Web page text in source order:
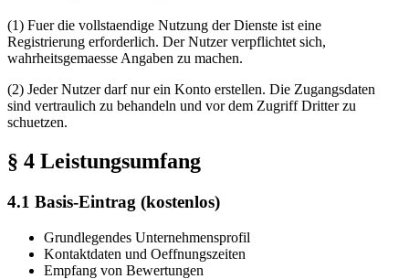
(1) Fuer die vollstaendige Nutzung der Dienste ist eine
Registrierung erforderlich. Der Nutzer verpflichtet sich,
wahrheitsgemaesse Angaben zu machen.
(2) Jeder Nutzer darf nur ein Konto erstellen. Die Zugangsdaten
sind vertraulich zu behandeln und vor dem Zugriff Dritter zu
schuetzen.
§ 4 Leistungsumfang
4.1 Basis-Eintrag (kostenlos)
Grundlegendes Unternehmensprofil
Kontaktdaten und Oeffnungszeiten
Empfang von Bewertungen